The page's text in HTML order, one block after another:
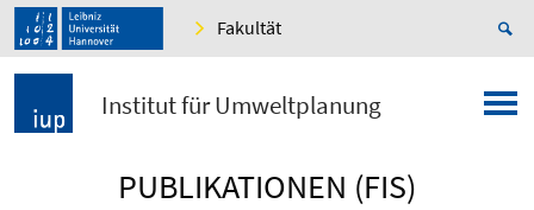
Fakultät
Institut für Umweltplanung
PUBLIKATIONEN (FIS)